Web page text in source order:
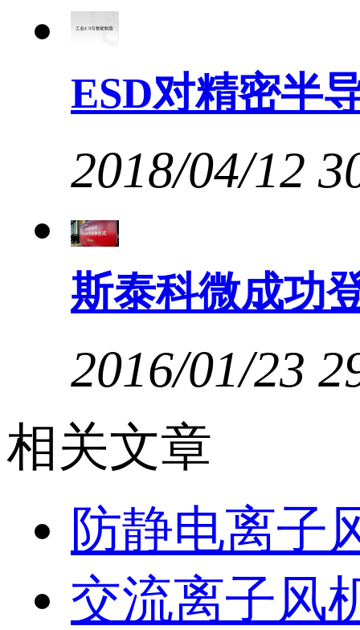
ESD对精密半
2018/04/12
斯泰科微成功
2016/01/23
相关文章
防静电离子
交流离子风